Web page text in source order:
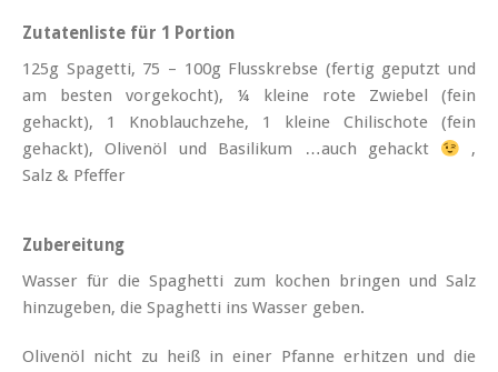
Zutatenliste für 1 Portion
125g Spagetti, 75 – 100g Flusskrebse (fertig geputzt und
am besten vorgekocht), ¼ kleine rote Zwiebel (fein
gehackt), 1 Knoblauchzehe, 1 kleine Chilischote (fein
gehackt), Olivenöl und Basilikum …auch gehackt
,
Salz & Pfeffer
Zubereitung
Wasser für die Spaghetti zum kochen bringen und Salz
hinzugeben, die Spaghetti ins Wasser geben.
Olivenöl nicht zu heiß in einer Pfanne erhitzen und die